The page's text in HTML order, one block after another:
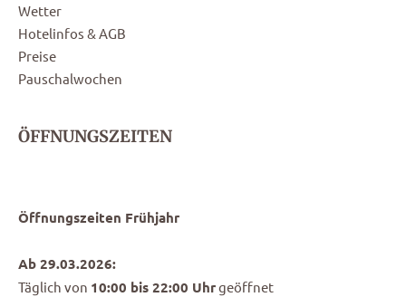
Wetter
Hotelinfos & AGB
Preise
Pauschalwochen
ÖFFNUNGSZEITEN
Öffnungszeiten Frühjahr
Ab 29.03.2026:
Täglich von 10:00 bis 22:00 Uhrgeöffnet